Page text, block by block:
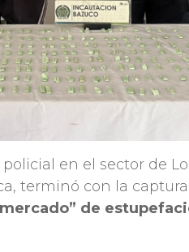
en el sector de
terminó con la
de